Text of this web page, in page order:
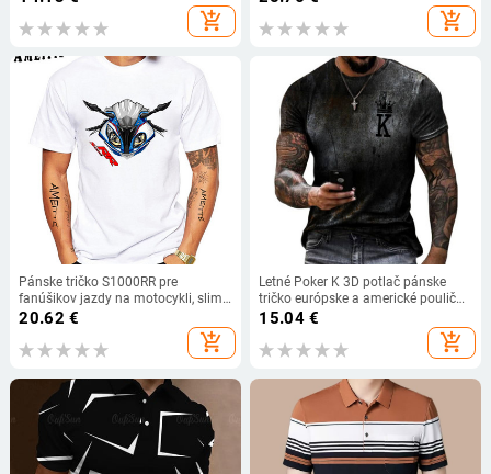
oblečenie, hip-hopové tričká, letné
nové
add_shopping_cart add_shopping_cart
Pánske tričko S1000RR pre
fanúšikov jazdy na motocykli, slim
fit tričko S 1000 RR, nové letné
pánske tričká s krátkym rukávom,
biele, ležérne
20.62 €
add_shopping_cart
Letné Poker K 3D potlač pánske
tričko európske a americké pouličné
módne oblečenie voľné veľké
rýchloschnúce tričko XXS-6XL
15.04€
add_shopping_cart